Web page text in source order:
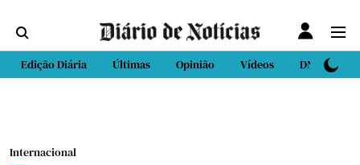
Edição Diária Últimas Opinião Vídeos DN Sport
Internacional